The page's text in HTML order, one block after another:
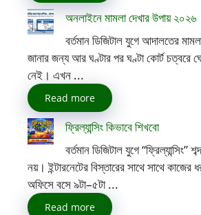
অনলাইনে মামলা দেখার উপায় ২০২৬
বর্তমান ডিজিটাল যুগে আদালতের
জানার জন্য আর ঘণ্টার পর ঘণ্টা কোর্ট চত্বরে
নেই। এখন ...
Read more
ফ্রিল্যান্সিং কিভাবে শিখবো
বর্তমান ডিজিটাল যুগে
নয়। ইন্টারনেটের বিস্তারের সাথে সাথে কাজের
অফিসে বসে ৯টা–৫টা ...
Read more